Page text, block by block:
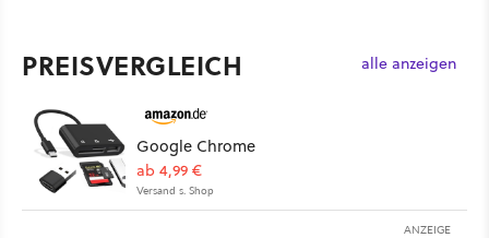
PREISVERGLEICH alle anzeigen
Google Chrome
ab 4,99 €
Versand s. Shop
ANZEIGE